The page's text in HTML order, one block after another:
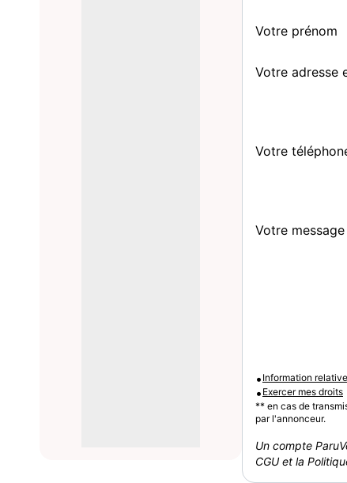
Votre prénom
Votre adresse
Votre
Votre message
• Information
• Exercer mes droits
** en cas de
par l'annonceur.
Un compte
CGU et la